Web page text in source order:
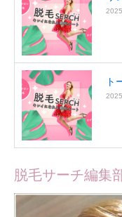
ト
脱毛サーチ編集